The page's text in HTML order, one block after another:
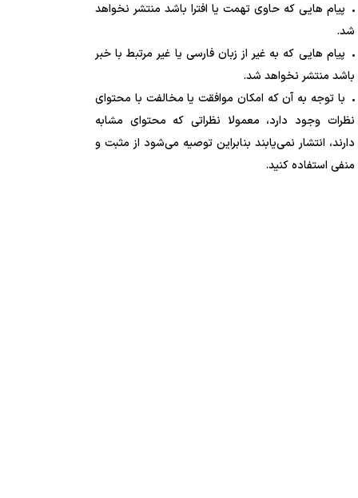
پیام هایی که حاوی تهمت یا افترا باشد منتشر نخواهد
شد.
پیام هایی که به غیر از زبان فارسی یا غیر مرتبط با خبر
باشد منتشر نخواهد شد.
با توجه به آن که امکان موافقت یا مخالفت با محتوای
نظرات وجود دارد، معمولا نظراتی که محتوای مشابه
دارند، انتشار نمی‌یابند بنابراین توصیه می‌شود از مثبت و
منفی استفاده کنید.